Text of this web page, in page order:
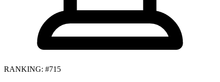
RANKING: #715